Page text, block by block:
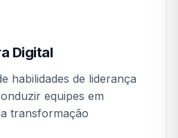
Digital
habilidades de liderança
equipes em
transformação